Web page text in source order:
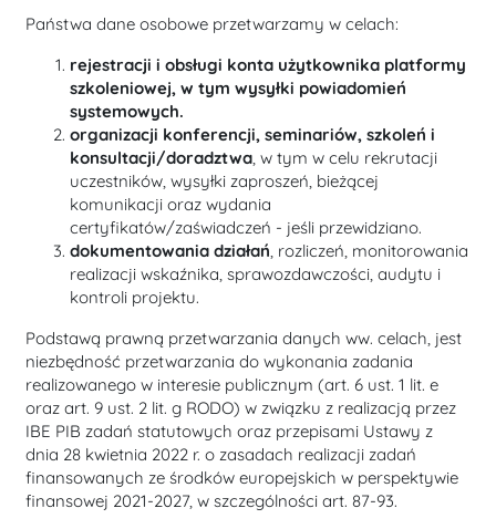
Państwa dane osobowe przetwarzamy w celach:
rejestracji i obsługi konta użytkownika platformy
szkoleniowej, w tym wysyłki powiadomień
systemowych.
organizacji konferencji, seminariów, szkoleń i
konsultacji/doradztwa , w tym w celu rekrutacji
uczestników, wysyłki zaproszeń, bieżącej
komunikacji oraz wydania
certyfikatów/zaświadczeń - jeśli przewidziano.
dokumentowania działań , rozliczeń, monitorowania
realizacji wskaźnika, sprawozdawczości, audytu i
kontroli projektu.
Podstawą prawną przetwarzania danych ww. celach, jest
niezbędność przetwarzania do wykonania zadania
realizowanego w interesie publicznym (art. 6 ust. 1 lit. e
oraz art. 9 ust. 2 lit. g RODO) w związku z realizacją przez
IBE PIB zadań statutowych oraz przepisami Ustawy z
dnia 28 kwietnia 2022 r. o zasadach realizacji zadań
finansowanych ze środków europejskich w perspektywie
finansowej 2021-2027, w szczególności art. 87-93.